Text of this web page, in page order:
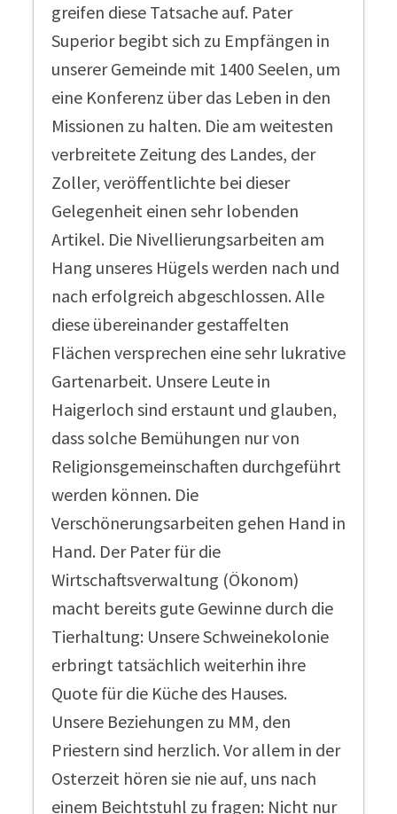
greifen diese Tatsache auf. Pater
Superior begibt sich zu Empfängen in
unserer Gemeinde mit 1400 Seelen, um
eine Konferenz über das Leben in den
Missionen zu halten. Die am weitesten
verbreitete Zeitung des Landes, der
Zoller, veröffentlichte bei dieser
Gelegenheit einen sehr lobenden
Artikel. Die Nivellierungsarbeiten am
Hang unseres Hügels werden nach und
nach erfolgreich abgeschlossen. Alle
diese übereinander gestaffelten
Flächen versprechen eine sehr lukrative
Gartenarbeit. Unsere Leute in
Haigerloch sind erstaunt und glauben,
dass solche Bemühungen nur von
Religionsgemeinschaften durchgeführt
werden können. Die
Verschönerungsarbeiten gehen Hand in
Hand. Der Pater für die
Wirtschaftsverwaltung (Ökonom)
macht bereits gute Gewinne durch die
Tierhaltung: Unsere Schweinekolonie
erbringt tatsächlich weiterhin ihre
Quote für die Küche des Hauses.
Unsere Beziehungen zu MM, den
Priestern sind herzlich. Vor allem in der
Osterzeit hören sie nie auf, uns nach
einem Beichtstuhl zu fragen: Nicht nur